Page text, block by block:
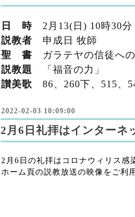
日 時 2 月13(日) 10時30
説教者 申成日 牧師
聖 書 ガラテヤの信徒への
説教題
「福音の力」
讃美歌 86、260下、515、
2022-02-03 10:09:00
2月6日礼拝はインターネ
2月6日の礼拝はコロナウィリス感
ホーム頁の説教放送の映像をご利